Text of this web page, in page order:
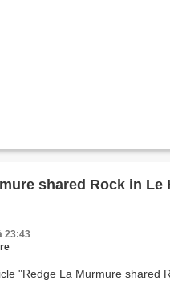
shared Rock in Le
23:43